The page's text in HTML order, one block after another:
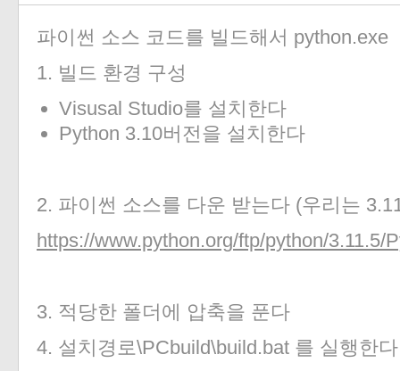
파이썬 소스 코드를 빌드해서 python.exe
1. 빌드 환경 구성
Visusal Studio를 설치한다
Python 3.10버전을 설치한다
2. 파이썬 소스를 다운 받는다 (우리는
https://www.python.org/ftp/python/3.11.5/
3. 적당한 폴더에 압축을 푼다
4. 설치경로\PCbuild\build.bat 를 실행한다